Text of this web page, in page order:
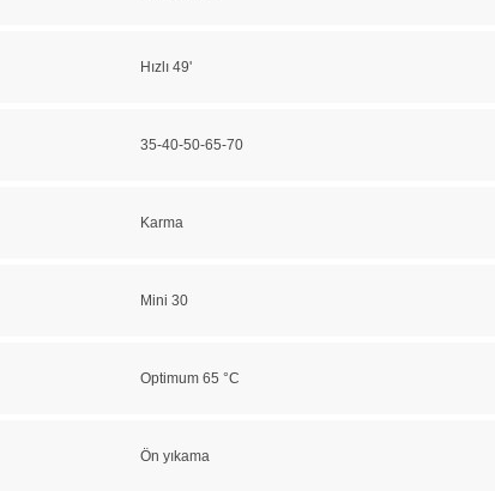
Hızlı 49'
35-40-50-65-70
Karma
Mini 30
Optimum 65 °C
Ön yıkama